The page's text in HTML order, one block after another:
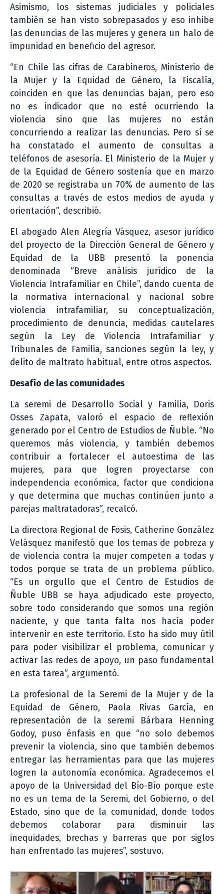
Asimismo, los sistemas judiciales y policiales
también se han visto sobrepasados y eso inhibe
las denuncias de las mujeres y genera un halo de
impunidad en beneficio del agresor.
“En Chile las cifras de Carabineros, Ministerio de
la Mujer y la Equidad de Género, la Fiscalía,
coinciden en que las denuncias bajan, pero eso
no es indicador que no esté ocurriendo la
violencia sino que las mujeres no están
concurriendo a realizar las denuncias. Pero sí se
ha constatado el aumento de consultas a
teléfonos de asesoría. El Ministerio de la Mujer y
de la Equidad de Género sostenía que en marzo
de 2020 se registraba un 70% de aumento de las
consultas a través de estos medios de ayuda y
orientación”, describió.
El abogado Alen Alegría Vásquez, asesor jurídico
del proyecto de la Dirección General de Género y
Equidad de la UBB presentó la ponencia
denominada “Breve análisis jurídico de la
Violencia Intrafamiliar en Chile”, dando cuenta de
la normativa internacional y nacional sobre
violencia intrafamiliar, su conceptualización,
procedimiento de denuncia, medidas cautelares
según la Ley de Violencia Intrafamiliar y
Tribunales de Familia, sanciones según la ley, y
delito de maltrato habitual, entre otros aspectos.
Desafío de las comunidades
La seremi de Desarrollo Social y Familia, Doris
Osses Zapata, valoró el espacio de reflexión
generado por el Centro de Estudios de Ñuble. “No
queremos más violencia, y también debemos
contribuir a fortalecer el autoestima de las
mujeres, para que logren proyectarse con
independencia económica, factor que condiciona
y que determina que muchas continúen junto a
parejas maltratadoras”, recalcó.
La directora Regional de Fosis, Catherine González
Velásquez manifestó que los temas de pobreza y
de violencia contra la mujer competen a todas y
todos porque se trata de un problema público.
“Es un orgullo que el Centro de Estudios de
Ñuble UBB se haya adjudicado este proyecto,
sobre todo considerando que somos una región
naciente, y que tanta falta nos hacía poder
intervenir en este territorio. Esto ha sido muy útil
para poder visibilizar el problema, comunicar y
activar las redes de apoyo, un paso fundamental
en esta tarea”, argumentó.
La profesional de la Seremi de la Mujer y de la
Equidad de Género, Paola Rivas García, en
representación de la seremi Bárbara Henning
Godoy, puso énfasis en que “no solo debemos
prevenir la violencia, sino que también debemos
entregar las herramientas para que las mujeres
logren la autonomía económica. Agradecemos el
apoyo de la Universidad del Bío-Bío porque este
no es un tema de la Seremi, del Gobierno, o del
Estado, sino que de la comunidad, donde todos
debemos colaborar para disminuir las
inequidades, brechas y barreras que por siglos
han enfrentado las mujeres”, sostuvo.